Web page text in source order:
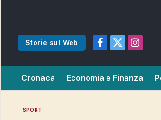
Storie sul Web
Facebook
X
Instagram
Cronaca Economia e Finanza
SPORT